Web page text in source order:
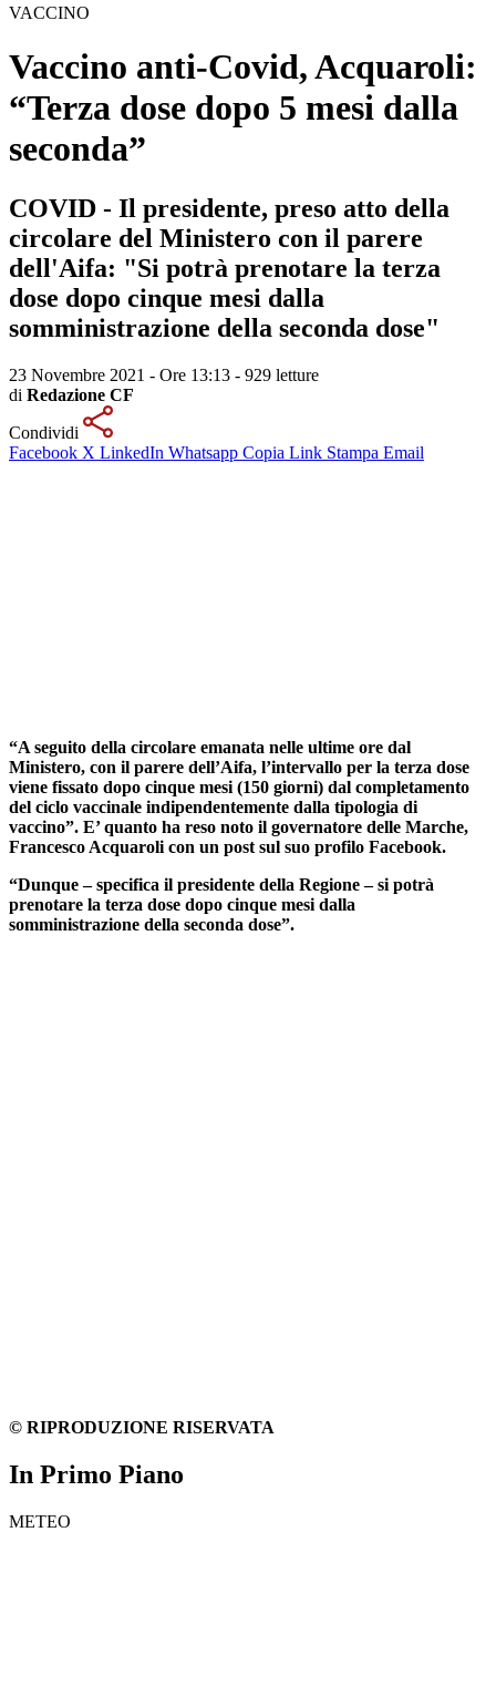
VACCINO
Vaccino anti-Covid, Acquaroli:
“Terza dose dopo 5 mesi dalla
seconda”
COVID - Il presidente, preso atto della
circolare del Ministero con il parere
dell'Aifa: "Si potrà prenotare la terza
dose dopo cinque mesi dalla
somministrazione della seconda dose"
23 Novembre 2021 - Ore 13:13 - 929 letture
di Redazione CF
Condividi
Facebook X LinkedIn Whatsapp Copia Link Stampa Email
“A seguito della circolare emanata nelle ultime ore dal
Ministero, con il parere dell’Aifa, l’intervallo per la terza dose
viene fissato dopo cinque mesi (150 giorni) dal completamento
del ciclo vaccinale indipendentemente dalla tipologia di
vaccino”. E’ quanto ha reso noto il governatore delle Marche,
Francesco Acquaroli con un post sul suo profilo Facebook.
“Dunque – specifica il presidente della Regione – si potrà
prenotare la terza dose dopo cinque mesi dalla
somministrazione della seconda dose”.
© RIPRODUZIONE RISERVATA
In Primo Piano
METEO